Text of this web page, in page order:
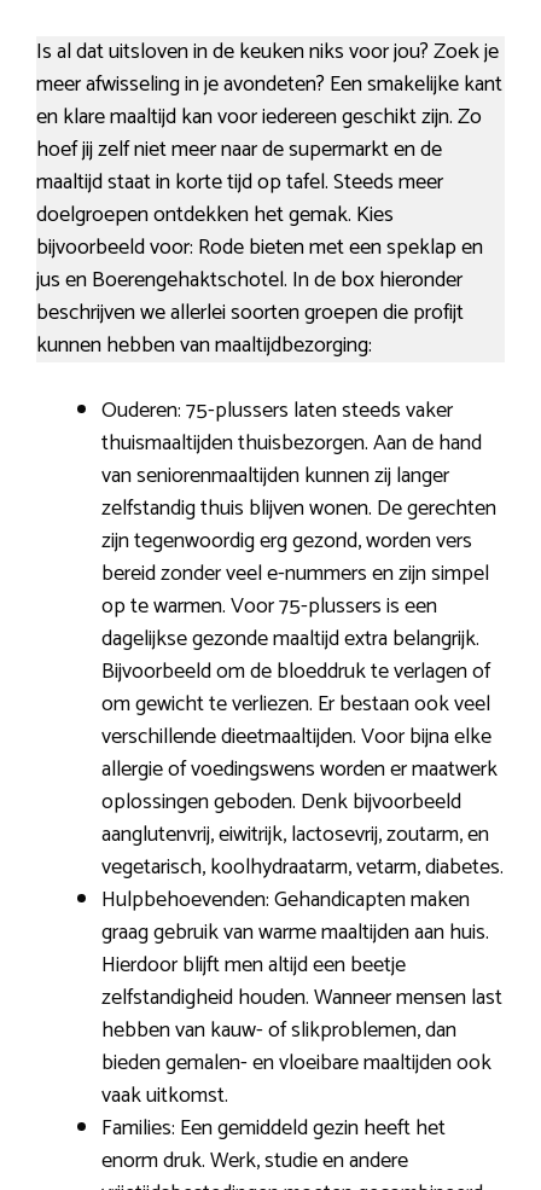
Is al dat uitsloven in de keuken niks voor jou? Zoek je
meer afwisseling in je avondeten? Een smakelijke kant
en klare maaltijd kan voor iedereen geschikt zijn. Zo
hoef jij zelf niet meer naar de supermarkt en de
maaltijd staat in korte tijd op tafel. Steeds meer
doelgroepen ontdekken het gemak. Kies
bijvoorbeeld voor: Rode bieten met een speklap en
jus en Boerengehaktschotel. In de box hieronder
beschrijven we allerlei soorten groepen die profijt
kunnen hebben van maaltijdbezorging:
Ouderen: 75-plussers laten steeds vaker
thuismaaltijden thuisbezorgen. Aan de hand
van seniorenmaaltijden kunnen zij langer
zelfstandig thuis blijven wonen. De gerechten
zijn tegenwoordig erg gezond, worden vers
bereid zonder veel e-nummers en zijn simpel
op te warmen. Voor 75-plussers is een
dagelijkse gezonde maaltijd extra belangrijk.
Bijvoorbeeld om de bloeddruk te verlagen of
om gewicht te verliezen. Er bestaan ook veel
verschillende dieetmaaltijden. Voor bijna elke
allergie of voedingswens worden er maatwerk
oplossingen geboden. Denk bijvoorbeeld
aanglutenvrij, eiwitrijk, lactosevrij, zoutarm, en
vegetarisch, koolhydraatarm, vetarm, diabetes.
Hulpbehoevenden: Gehandicapten maken
graag gebruik van warme maaltijden aan huis.
Hierdoor blijft men altijd een beetje
zelfstandigheid houden. Wanneer mensen last
hebben van kauw- of slikproblemen, dan
bieden gemalen- en vloeibare maaltijden ook
vaak uitkomst.
Families: Een gemiddeld gezin heeft het
enorm druk. Werk, studie en andere